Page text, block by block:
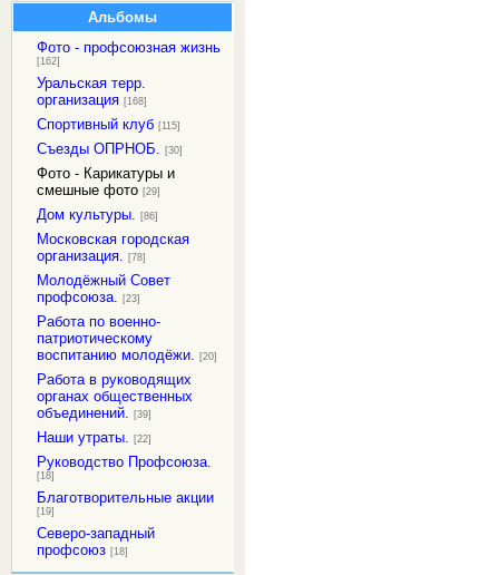
Альбомы
Фото - профсоюзная жизнь
[162]
Уральская терр.
организация [168]
Спортивный клуб [115]
Съезды ОПРНОБ. [30]
Фото - Карикатуры и
смешные фото [29]
Дом культуры. [86]
Московская городская
организация. [78]
Молодёжный Совет
профсоюза. [23]
Работа по военно-
патриотическому
воспитанию молодёжи. [20]
Работа в руководящих
органах общественных
объединений. [39]
Наши утраты. [22]
Руководство Профсоюза.
[18]
Благотворительные акции
[19]
Северо-западный
профсоюз [18]